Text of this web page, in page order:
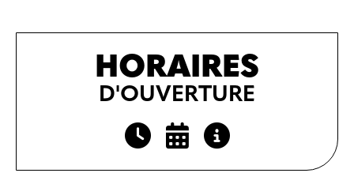
HORAIRES
D'OUVERTURE